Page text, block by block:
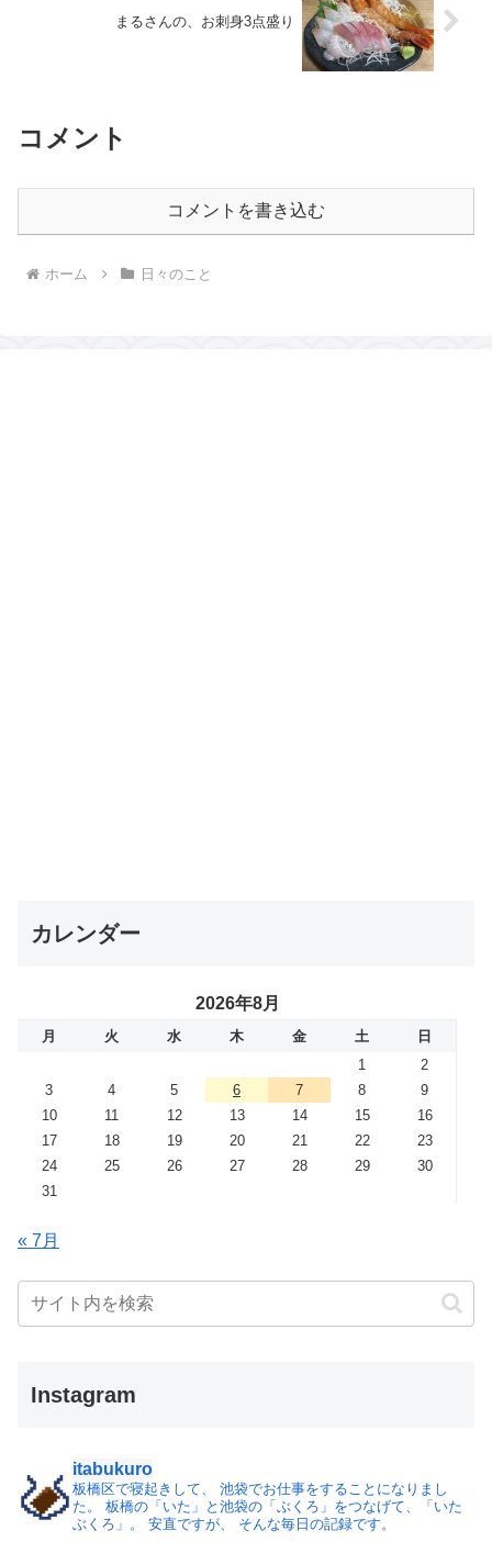
まるさんの、お刺身3点盛り
コメント
コメントを書き込む
ホーム 日々のこと
カレンダー
2026年8月
月 火 水 木 金 土
日
1
2
3
4 5 6 7 8
9
10
11 12 13 14 15
16
17
18 19 20 21 22
23
24
25 26 27 28 29
30
31
« 7月
Instagram
itabukuro
板橋区で寝起きして、
池袋でお仕事をすることになりまし
た。
板橋の「いた」と池袋の「ぶくろ」をつなげて、「いた
ぶくろ」。
安直ですが、 そんな毎日の記録です。